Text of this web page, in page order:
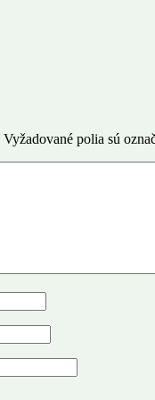
Vyžadované polia sú